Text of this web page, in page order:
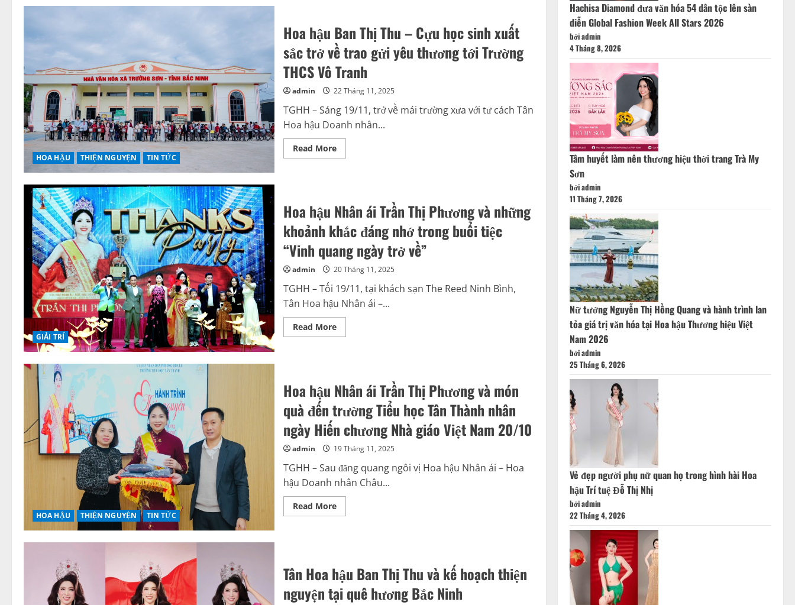
lành
và
nghị
lực
vượt
khó
của
Thị
Anh
HOA HẬU THIỆN NGUYỆN TIN TỨC
Hoa hậu Ban Thị Thu – Cựu học sinh xuất
sắc trở về trao gửi yêu thương tới Trường
THCS Vô Tranh
admin 22 Tháng 11, 2025
TGHH – Sáng 19/11, trở về mái trường xưa với tư cách Tân
Hoa hậu Doanh nhân...
Read MoreRead
more
Thu
–
Cựu
học
sinh
xuất
sắc
trở
về
gửi
yêu
thương
Trường
THCS
Vô
GIẢI TRÍ
Hoa hậu Nhân ái Trần Thị Phương và những
khoảnh khắc đáng nhớ trong buổi tiệc
“Vinh quang ngày trở về”
admin 20 Tháng 11, 2025
TGHH – Tối 19/11, tại khách sạn The Reed Ninh Bình,
Tân Hoa hậu Nhân ái –...
Read MoreRead
more
Trần
Thị
Phương
và
những
khoảnh
khắc
nhớ
buổi
“Vinh
ngày
trở
về”
HOA HẬU THIỆN NGUYỆN TIN TỨC
Hoa hậu Nhân ái Trần Thị Phương và món
quà đến trường Tiểu học Tân Thành nhân
ngày Hiến chương Nhà giáo Việt Nam 20/10
admin 19 Tháng 11, 2025
TGHH – Sau đăng quang ngôi vị Hoa hậu Nhân ái – Hoa
hậu Doanh nhân Châu...
Read MoreRead
more
Thị
Phương
và
món
Tân Hoa hậu Ban Thị Thu và kế hoạch thiện
nguyện tại quê hương Bắc Ninh
Hachisa Diamond đưa văn hóa 54 dân tộc lên sàn
diễn Global Fashion Week All Stars 2026
bởi admin
4 Tháng 8, 2026
Tâm huyết làm nên thương hiệu thời trang Trà My
Sơn
bởi admin
11 Tháng 7, 2026
Nữ tướng Nguyễn Thị Hồng Quang và hành trình lan
tỏa giá trị văn hóa tại Hoa hậu Thương hiệu Việt
Nam 2026
bởi admin
25 Tháng 6, 2026
Vẻ đẹp người phụ nữ quan họ trong hình hài Hoa
hậu Trí tuệ Đỗ Thị Nhị
bởi admin
22 Tháng 4, 2026